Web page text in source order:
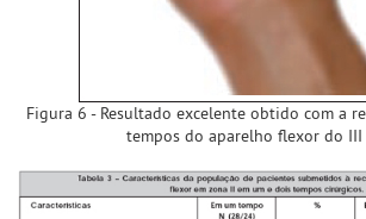
Figura 6 - Resultado excelente obtido com a
tempos do aparelho flexor do III